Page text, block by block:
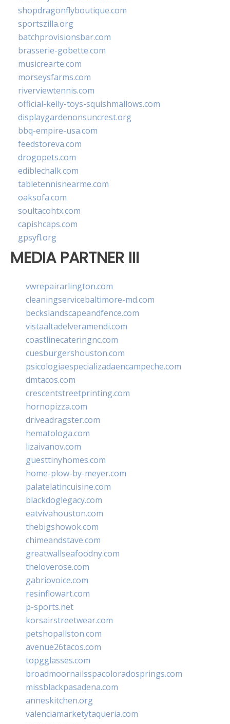
shopdragonflyboutique.com
sportszilla.org
batchprovisionsbar.com
brasserie-gobette.com
musicrearte.com
morseysfarms.com
riverviewtennis.com
official-kelly-toys-squishmallows.com
displaygardenonsuncrest.org
bbq-empire-usa.com
feedstoreva.com
drogopets.com
ediblechalk.com
tabletennisnearme.com
oaksofa.com
soultacohtx.com
capishcaps.com
gpsyfl.org
MEDIA PARTNER III
vwrepairarlington.com
cleaningservicebaltimore-md.com
beckslandscapeandfence.com
vistaaltadelveramendi.com
coastlinecateringnc.com
cuesburgershouston.com
psicologiaespecializadaencampeche.com
dmtacos.com
crescentstreetprinting.com
hornopizza.com
driveadragster.com
hematologa.com
lizaivanov.com
guesttinyhomes.com
home-plow-by-meyer.com
palatelatincuisine.com
blackdoglegacy.com
eatvivahouston.com
thebigshowok.com
chimeandstave.com
greatwallseafoodny.com
theloverose.com
gabriovoice.com
resinflowart.com
p-sports.net
korsairstreetwear.com
petshopallston.com
avenue26tacos.com
topgglasses.com
broadmoornailsspacoloradosprings.com
missblackpasadena.com
anneskitchen.org
valenciamarketytaqueria.com